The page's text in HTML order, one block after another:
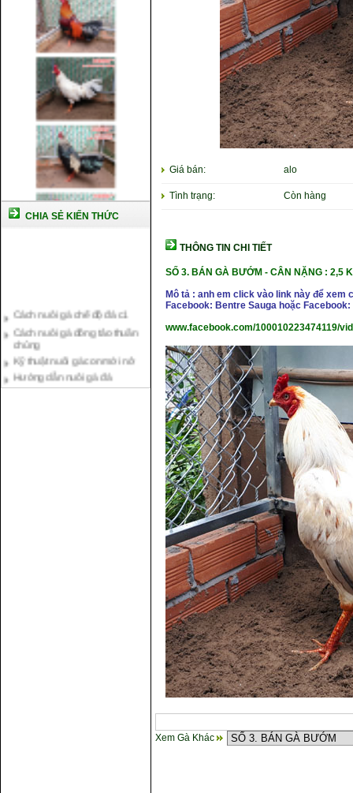
CHIA SẺ KIẾN THỨC
Cách nuôi gà đông tảo thuần
chủng
Kỹ thuật nuôi gà con mới nở
Hướng dẫn nuôi gà đá
Tại sao bạn cần biết cách nuôi
gà chọi ?
Giá bán: alo
Tình trạng: Còn hàng
THÔNG TIN CHI TIẾT
SỐ 3. BÁN GÀ BƯỚM - CÂN NẶNG : 2,5
Mô tả : anh em click vào link này để
Facebook: Bentre Sauga hoặc Facebook:
www.facebook.com/100010223474119/
Xem Gà Khác